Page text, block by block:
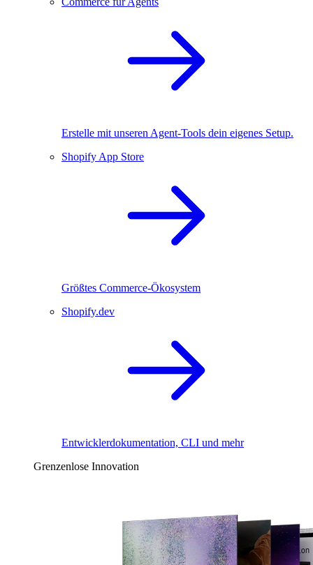
Erstelle mit unseren Agent-Tools dein eigenes Setup.
Shopify App Store
Größtes Commerce-Ökosystem
Shopify.dev
Entwicklerdokumentation, CLI und mehr
Grenzenlose Innovation